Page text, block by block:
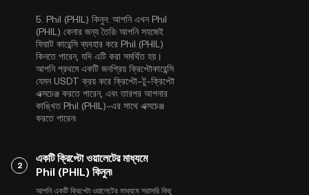
5. Phil (PHIL) কিনুন: আপনি এখন Phil
(PHIL) কেনার জন্য তৈরি৷ আপনি সহজেই
ফিয়াট কারেন্সি ব্যবহার করে Phil (PHIL)
কিনতে পারেন, যদি এটি করা সমর্থিত হয়।
আপনি প্রথমে একটি জনপ্রিয় ক্রিপ্টোকারেন্সি
যেমনUSDT ক্রয় করে ক্রিপ্টো-টু-ক্রিপ্টো
এক্সচেঞ্জ করতে পারেন, এবং তারপর আপনার
কাঙ্খিত Phil (PHIL)-এর সাথে এক্সচেঞ্জ
করতে পারেন৷
2
একটি ক্রিপ্টো ওয়ালেটের মাধ্যমে
Phil (PHIL) কিনুন৷
আপনি একটি ক্রিপ্টো ওয়ালেটের মাধ্যমে সরাসরি কিছু